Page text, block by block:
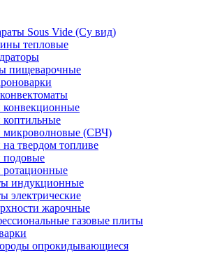
Sous Vide (Су вид)
тепловые
пищеварочные
микроволновые (СВЧ)
твердом топливе
подовые
индукционные
электрические
жарочные
газовые плиты
опрокидывающиеся